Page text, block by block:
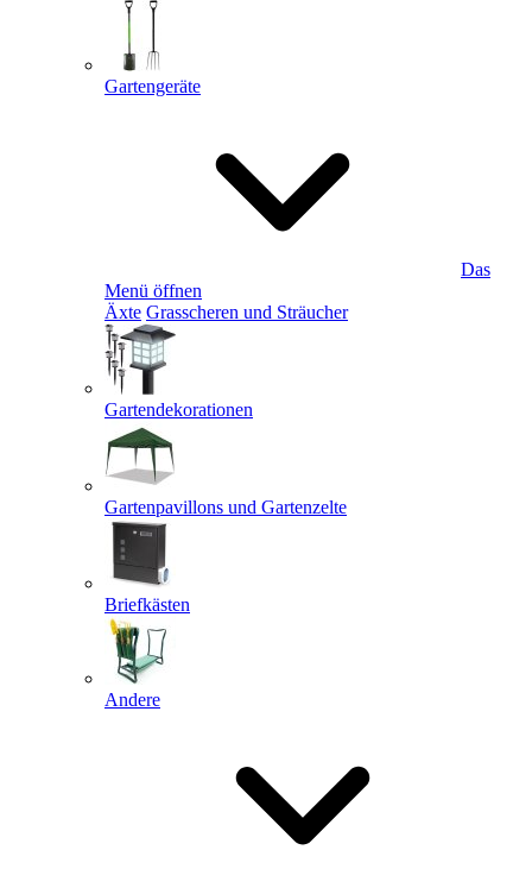
Gartengeräte
Das
Menü öffnen
Äxte Grasscheren und Sträucher
Gartendekorationen
Gartenpavillons und Gartenzelte
Briefkästen
Andere